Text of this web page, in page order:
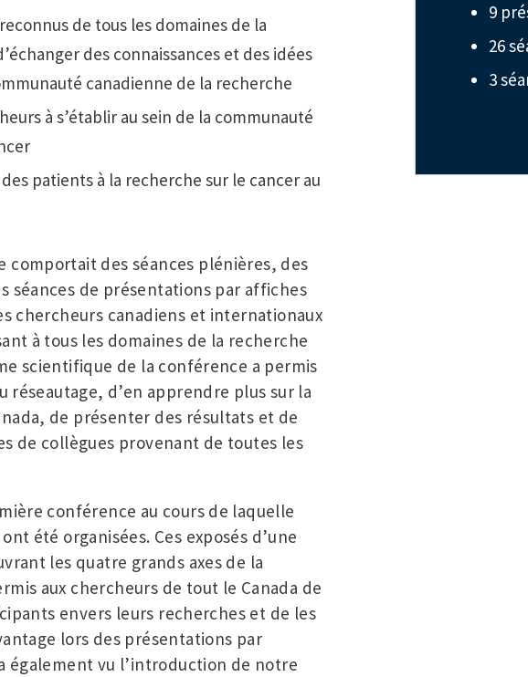
de tous les domaines de la
des connaissances et des idées
canadienne de la recherche
à s’établir au sein de la communauté
patients à la recherche sur le cancer au
comportait des séances plénières, des
séances de présentations par affiches
chercheurs canadiens et internationaux
à tous les domaines de la recherche
scientifique de la conférence a permis
réseautage, d’en apprendre plus sur la
de présenter des résultats et de
de collègues provenant de toutes les
conférence au cours de laquelle
été organisées. Ces exposés d’une
les quatre grands axes de la
aux chercheurs de tout le Canada de
envers leurs recherches et de les
lors des présentations par
a également vu l’introduction de notre
9
26
3